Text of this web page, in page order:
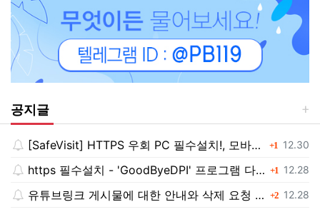
공지글
등록일
12.30
[SafeVisit] HTTPS 우회 PC 필수설치!, 모바일 최강속도 1댓글
등록일
12.28
https 필수설치 - 'GoodByeDPI' 프로그램 다운로드<< 1댓글
등록일
12.28
유튜브링크 게시물에 대한 안내와 삭제 요청 공지 2댓글